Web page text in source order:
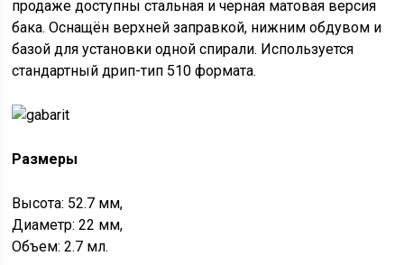
продаже доступны стальная и черная матовая версия
бака. Оснащён верхней заправкой, нижним обдувом и
базой для установки одной спирали. Используется
стандартный дрип-тип 510 формата.
Размеры
Высота: 52.7 мм,
Диаметр: 22 мм,
Объем: 2.7 мл.